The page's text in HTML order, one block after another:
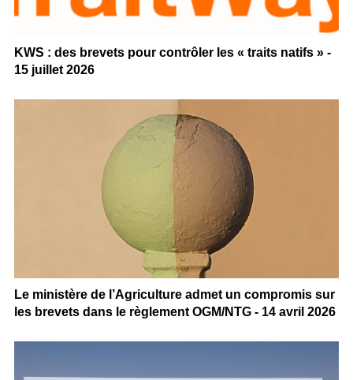
KWS : des brevets pour contrôler les « traits natifs » -
15 juillet 2026
Le ministère de l’Agriculture admet un compromis sur
les brevets dans le règlement OGM/NTG - 14 avril 2026